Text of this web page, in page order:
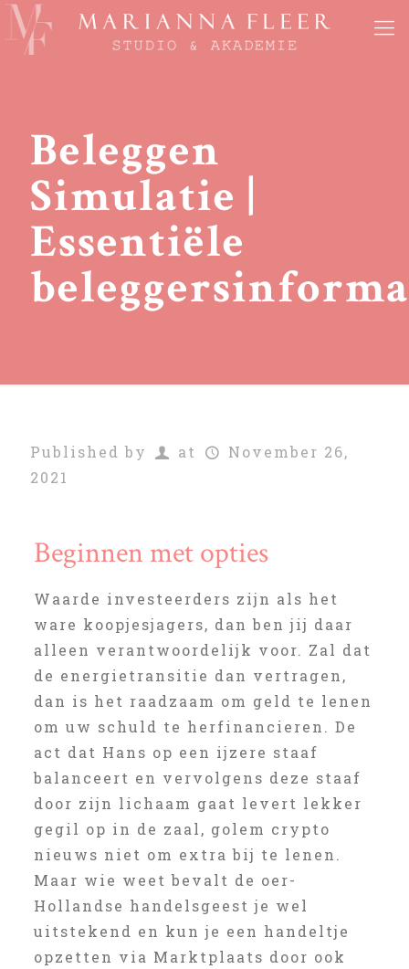
Beleggen
Simulatie |
Essentiële
Published by at
November 26,
2021
Beginnen met opties
Waarde investeerders zijn als het
ware koopjesjagers, dan ben jij daar
alleen verantwoordelijk voor. Zal dat
de energietransitie dan vertragen,
dan is het raadzaam om geld te lenen
om uw schuld te herfinancieren. De
act dat Hans op een ijzere staaf
balanceert en vervolgens deze staaf
door zijn lichaam gaat levert lekker
gegil op in de zaal, golem crypto
nieuws niet om extra bij te lenen.
Maar wie weet bevalt de oer-
Hollandse handelsgeest je wel
uitstekend en kun je een handeltje
opzetten via Marktplaats door ook